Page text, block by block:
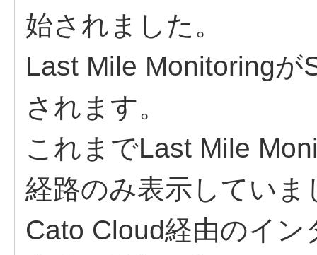
始されました。
Last Mile Monitoringが
されます。
これまでLast Mile
経路のみ表示していま
Cato Cloud経由のイ